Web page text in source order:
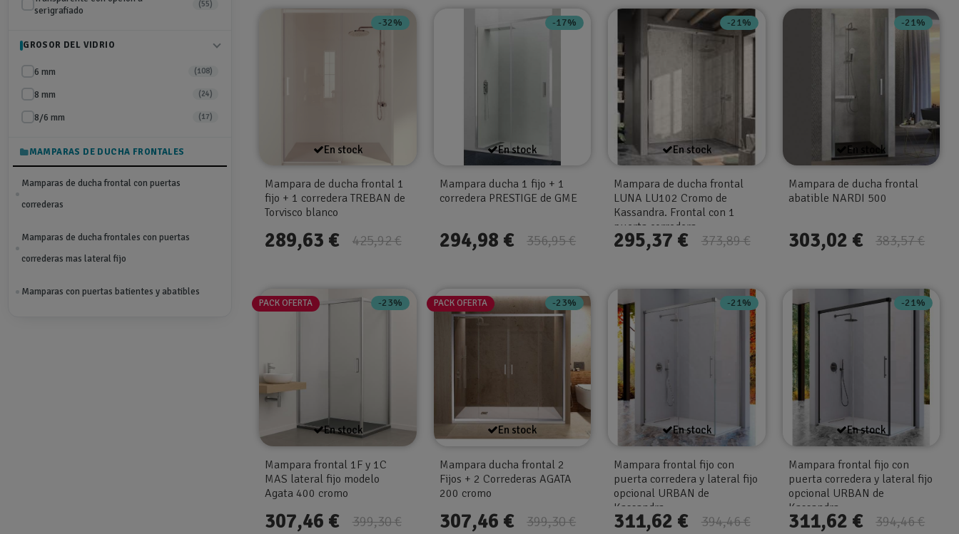
-32%
En stock
Mampara de ducha frontal 1
fijo + 1 corredera TREBAN de
Torvisco blanco
425,92 €
289,63 €
-17%
En stock
Mampara ducha 1 fijo + 1
corredera PRESTIGE de GME
356,95 €
294,98 €
-21%
En stock
Mampara de ducha frontal
LUNA LU102 Cromo de
Kassandra. Frontal con 1
puerta corredera
373,89 €
295,37 €
-21%
En stock
Mampara de ducha frontal
abatible NARDI 500
383,57 €
303,02 €
PACK OFERTA -23%
En stock
Mampara frontal 1F y 1C
MAS lateral fijo modelo
Agata 400 cromo
399,30 €
307,46 €
PACK OFERTA -23%
En stock
Mampara ducha frontal 2
Fijos + 2 Correderas AGATA
200 cromo
399,30 €
307,46 €
-21%
En stock
Mampara frontal fijo con
puerta corredera y lateral fijo
opcional URBAN de
Kassandra...
394,46 €
311,62 €
-21%
En stock
Mampara frontal fijo con
puerta corredera y lateral fijo
opcional URBAN de
Kassandra...
394,46 €
311,62 €
serigrafiado
(55)
GROSOR DEL VIDRIO
6 mm (108)
8 mm (24)
8/6 mm (17)
MAMPARAS DE DUCHA FRONTALES
Mamparas de ducha frontal con puertas
correderas
Mamparas de ducha frontales con puertas
correderas mas lateral fijo
Mamparas con puertas batientes y abatibles